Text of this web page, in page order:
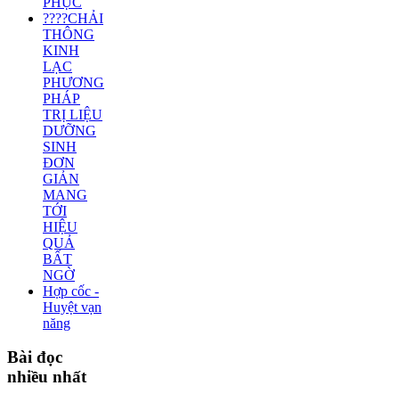
????CHẢI
THÔNG
KINH
LẠC
PHƯƠNG
PHÁP
TRỊ LIỆU
DƯỠNG
SINH
ĐƠN
GIẢN
MANG
TỚI
HIỆU
QUẢ
BẤT
NGỜ
Hợp cốc -
Huyệt vạn
năng
Bài đọc
nhiều nhất